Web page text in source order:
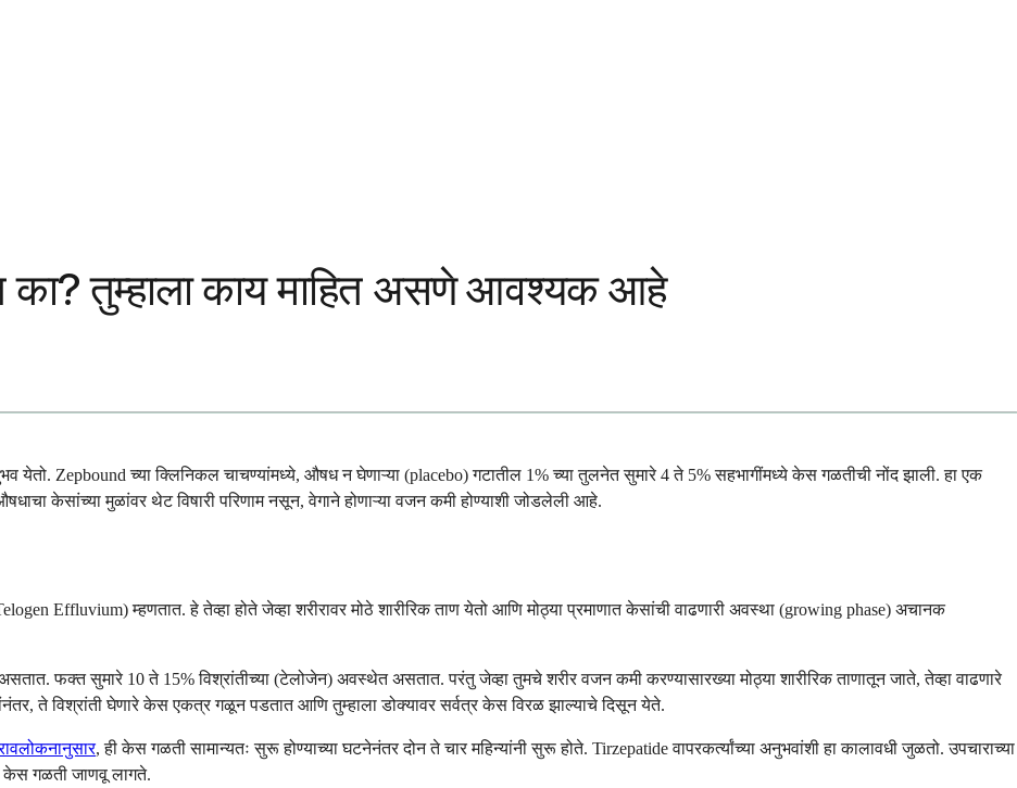
तुम्हाला काय माहित असणे आवश्यक आहे
येतो. Zepbound च्या क्लिनिकल चाचण्यांमध्ये, औषध न घेणाऱ्या (placebo) गटातील 1% च्या तुलनेत सुमारे 4 ते 5% सहभागींमध्ये केस गळतीची नोंद झाली. हा एक
केसांच्या मुळांवर थेट विषारी परिणाम नसून, वेगाने होणाऱ्या वजन कमी होण्याशी जोडलेली आहे.
Effluvium) म्हणतात. हे तेव्हा होते जेव्हा शरीरावर मोठे शारीरिक ताण येतो आणि मोठ्या प्रमाणात केसांची वाढणारी अवस्था (growing phase) अचानक
फक्त सुमारे 10 ते 15% विश्रांतीच्या (टेलोजेन) अवस्थेत असतात. परंतु जेव्हा तुमचे शरीर वजन कमी करण्यासारख्या मोठ्या शारीरिक ताणातून जाते, तेव्हा वाढणारे
ते विश्रांती घेणारे केस एकत्र गळून पडतात आणि तुम्हाला डोक्यावर सर्वत्र केस विरळ झाल्याचे दिसून येते.
, ही केस गळती सामान्यतः सुरू होण्याच्या घटनेनंतर दोन ते चार महिन्यांनी सुरू होते. Tirzepatide वापरकर्त्यांच्या अनुभवांशी हा कालावधी जुळतो. उपचाराच्या
केस गळती जाणवू लागते.